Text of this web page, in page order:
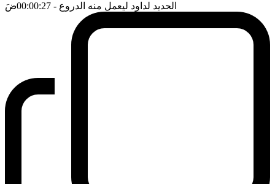
الحديد لداود ليعمل منه الدروع - 00:00:27 ضَ